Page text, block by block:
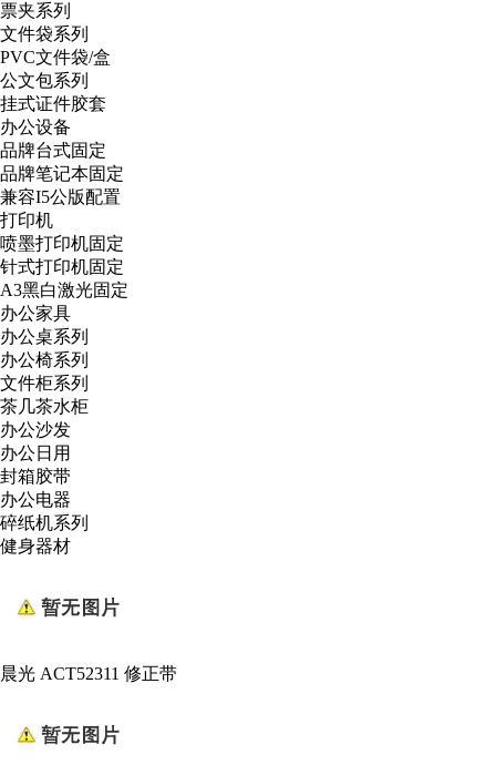
票夹系列
文件袋系列
PVC文件袋/盒
公文包系列
挂式证件胶套
办公设备
品牌台式固定
品牌笔记本固定
兼容I5公版配置
打印机
喷墨打印机固定
针式打印机固定
A3黑白激光固定
办公家具
办公桌系列
办公椅系列
文件柜系列
茶几茶水柜
办公沙发
办公日用
封箱胶带
办公电器
碎纸机系列
健身器材
晨光 ACT52311 修正带